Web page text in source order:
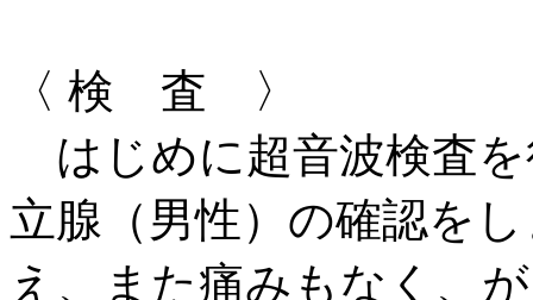
〈 検 査 〉
はじめに超音波検査を
立腺（男性）の確認を
え、また痛みもなく、